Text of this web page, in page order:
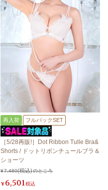
再入荷 フルバックSET
［5/28再販!］Dot Ribbon Tulle Bra&
Shorts / ドットリボンチュールブラ＆
ショーツ
¥7,480 のところ
¥6,501税込